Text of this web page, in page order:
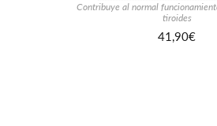
Contribuye al normal
tiroides
41,90€